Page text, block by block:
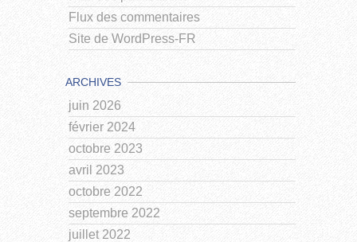
Flux des commentaires
Site de WordPress-FR
ARCHIVES
juin 2026
février 2024
octobre 2023
avril 2023
octobre 2022
septembre 2022
juillet 2022